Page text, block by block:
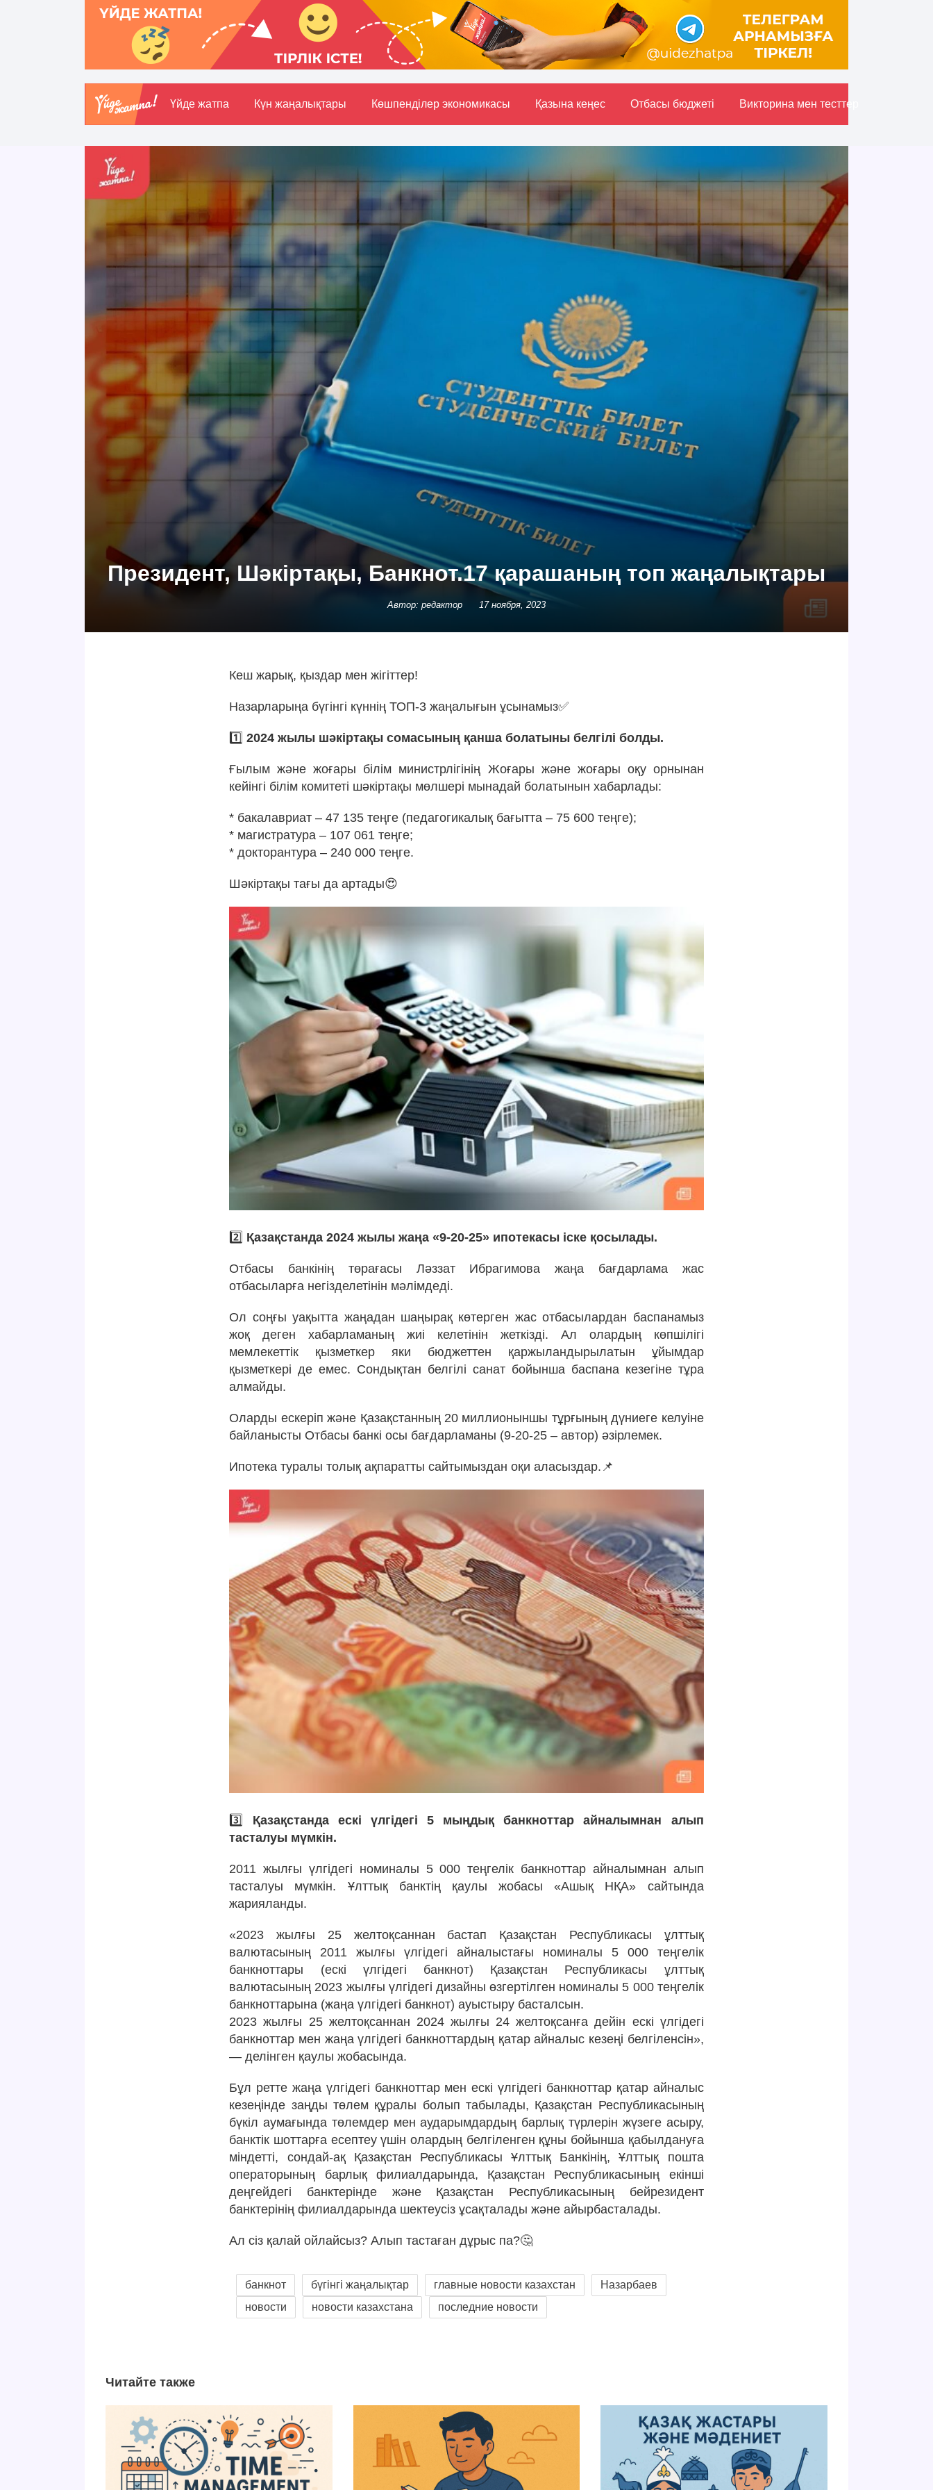
Үйде жатпа Күн жаңалықтары Көшпенділер экономикасы Қазына кеңес Отбасы бюджетi Викторина мен тесттер
Президент, Шәкіртақы, Банкнот.17 қарашаның топ жаңалықтары
Автор: редактор 17 ноября, 2023
Кеш жарық, қыздар мен жігіттер!
Назарларыңа бүгінгі күннің ТОП-3 жаңалығын ұсынамыз✅
1️⃣2024 жылы шәкіртақы сомасының қанша болатыны белгілі болды.
Ғылым және жоғары білім министрлігінің Жоғары және жоғары оқу орнынан
кейінгі білім комитеті шәкіртақы мөлшері мынадай болатынын хабарлады:
* бакалавриат – 47 135 теңге (педагогикалық бағытта – 75 600 теңге);
* магистратура – 107 061 теңге;
* докторантура – 240 000 теңге.
Шәкіртақы тағы да артады😍
2️⃣ Қазақстанда 2024 жылы жаңа «9-20-25» ипотекасы іске қосылады.
Отбасы банкінің төрағасы Ләззат Ибрагимова жаңа бағдарлама жас
отбасыларға негізделетінін мәлімдеді.
Ол соңғы уақытта жаңадан шаңырақ көтерген жас отбасылардан баспанамыз
жоқ деген хабарламаның жиі келетінін жеткізді. Ал олардың көпшілігі
мемлекеттік қызметкер яки бюджеттен қаржыландырылатын ұйымдар
қызметкері де емес. Сондықтан белгілі санат бойынша баспана кезегіне тұра
алмайды.
Оларды ескеріп және Қазақстанның 20 миллионыншы тұрғының дүниеге келуіне
байланысты Отбасы банкі осы бағдарламаны (9-20-25 – автор) әзірлемек.
Ипотека туралы толық ақпаратты сайтымыздан оқи аласыздар.📌
3️⃣ Қазақстанда ескі үлгідегі 5 мыңдық банкноттар айналымнан алып
тасталуы мүмкін.
2011 жылғы үлгідегі номиналы 5 000 теңгелік банкноттар айналымнан алып
тасталуы мүмкін. Ұлттық банктің қаулы жобасы «Ашық НҚА» сайтында
жарияланды.
«2023 жылғы 25 желтоқсаннан бастап Қазақстан Республикасы ұлттық
валютасының 2011 жылғы үлгідегі айналыстағы номиналы 5 000 теңгелік
банкноттары (ескі үлгідегі банкнот) Қазақстан Республикасы ұлттық
валютасының 2023 жылғы үлгідегі дизайны өзгертілген номиналы 5 000 теңгелік
банкноттарына (жаңа үлгідегі банкнот) ауыстыру басталсын.
2023 жылғы 25 желтоқсаннан 2024 жылғы 24 желтоқсанға дейін ескі үлгідегі
банкноттар мен жаңа үлгідегі банкноттардың қатар айналыс кезеңі белгіленсін»,
— делінген қаулы жобасында.
Бұл ретте жаңа үлгідегі банкноттар мен ескі үлгідегі банкноттар қатар айналыс
кезеңінде заңды төлем құралы болып табылады, Қазақстан Республикасының
бүкіл аумағында төлемдер мен аударымдардың барлық түрлерін жүзеге асыру,
банктік шоттарға есептеу үшін олардың белгіленген құны бойынша қабылдануға
міндетті, сондай-ақ Қазақстан Республикасы Ұлттық Банкінің, Ұлттық пошта
операторының барлық филиалдарында, Қазақстан Республикасының екінші
деңгейдегі банктерінде және Қазақстан Республикасының бейрезидент
банктерінің филиалдарында шектеусіз ұсақталады және айырбасталады.
Ал сіз қалай ойлайсыз? Алып тастаған дұрыс па?🤔
банкнот бүгінгі жаңалықтар главные новости казахстан
Назарбаев
новости
новости казахстана последние новости
Читайте также